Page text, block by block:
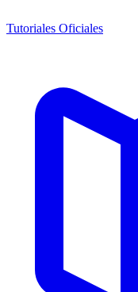
Tutoriales Oficiales